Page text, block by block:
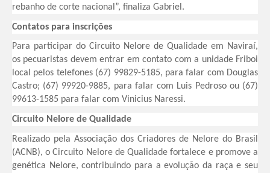
rebanho de corte nacional”, finaliza Gabriel.
Contatos para inscrições
Para participar do Circuito Nelore de Qualidade em Naviraí,
os pecuaristas devem entrar em contato com a unidade Friboi
local pelos telefones (67) 99829-5185, para falar com Douglas
Castro; (67) 99920-9885, para falar com Luis Pedroso ou (67)
99613-1585 para falar com Vinicius Naressi.
Circuito Nelore de Qualidade
Realizado pela Associação dos Criadores de Nelore do Brasil
(ACNB), o Circuito Nelore de Qualidade fortalece e promove a
genética Nelore, contribuindo para a evolução da raça e seu